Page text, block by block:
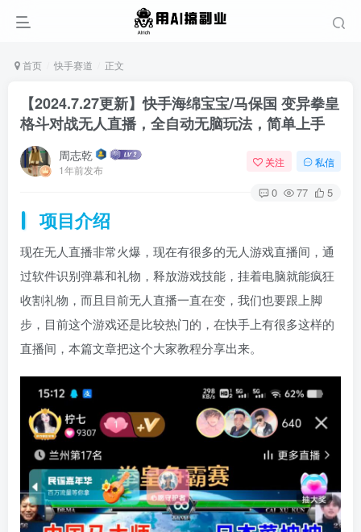
首页 快手赛道 正文
【2024.7.27更新】快手海绵宝宝/马保国 变异拳皇
格斗对战无人直播，全自动无脑玩法，简单上手
周志乾
1年前发布
关注 私信
0 77 5
项目介绍
现在无人直播非常火爆，现在有很多的无人游戏直播间，通
过软件识别弹幕和礼物，释放游戏技能，挂着电脑就能疯狂
收割礼物，而且目前无人直播一直在变，我们也要跟上脚
步，目前这个游戏还是比较热门的，在快手上有很多这样的
直播间，本篇文章把这个大家教程分享出来。